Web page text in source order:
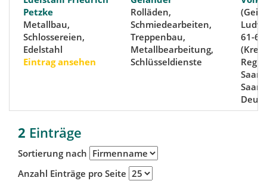
Petzke
Metallbau,
Schlossereien,
Edelstahl
Eintrag ansehen
Rolläden,
Schmiedearbeiten,
Treppenbau,
Metallbearbeitung,
Schlüsseldienste
61-63
(Kreis:
2 Einträge
Sortierung nach
Anzahl Einträge pro Seite